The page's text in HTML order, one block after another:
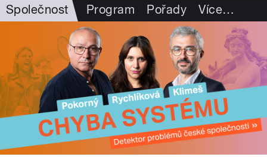
Společnost Program Pořady Více…